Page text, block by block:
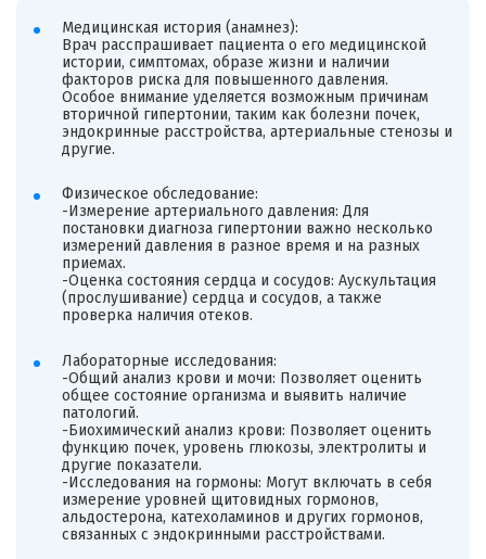
Медицинская история (анамнез):
Врач расспрашивает пациента о его медицинской
истории, симптомах, образе жизни и наличии
факторов риска для повышенного давления.
Особое внимание уделяется возможным причинам
вторичной гипертонии, таким как болезни почек,
эндокринные расстройства, артериальные стенозы и
другие.
Физическое обследование:
-Измерение артериального давления: Для
постановки диагноза гипертонии важно несколько
измерений давления в разное время и на разных
приемах.
-Оценка состояния сердца и сосудов: Аускультация
(прослушивание) сердца и сосудов, а также
проверка наличия отеков.
Лабораторные исследования:
-Общий анализ крови и мочи: Позволяет оценить
общее состояние организма и выявить наличие
патологий.
-Биохимический анализ крови: Позволяет оценить
функцию почек, уровень глюкозы, электролиты и
другие показатели.
-Исследования на гормоны: Могут включать в себя
измерение уровней щитовидных гормонов,
альдостерона, катехоламинов и других гормонов,
связанных с эндокринными расстройствами.